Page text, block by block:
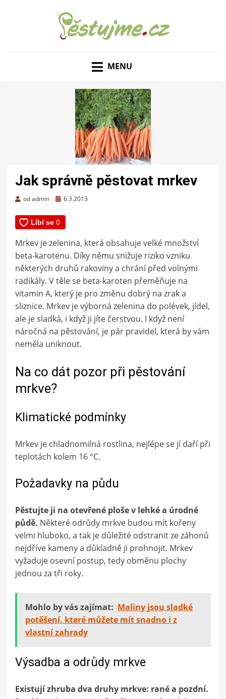
MENU
Jak správně pěstovat mrkev
odadmin
Zveřejněno
6.3.2013
Mrkev je zelenina, která obsahuje velké množství
beta-karotenu. Díky němu snižuje riziko vzniku
některých druhů rakoviny a chrání před volnými
radikály. V těle se beta-karoten přeměňuje na
vitamin A, který je pro změnu dobrý na zrak a
sliznice. Mrkev je výborná zelenina do polévek, jídel,
ale je sladká, i když ji jíte čerstvou. I když není
náročná na pěstování, je pár pravidel, která by vám
neměla uniknout.
Na co dát pozor při pěstování
mrkve?
Klimatické podmínky
Mrkev je chladnomilná rostlina, nejlépe se jí daří při
teplotách kolem 16 °C.
Požadavky na půdu
Pěstujte ji na otevřené ploše v lehké a úrodné
půdě. Některé odrůdy mrkve budou mít kořeny
velmi hluboko, a tak je důležité odstranit ze záhonů
nejdříve kameny a důkladně ji prohnojit. Mrkev
vyžaduje osevní postup, tedy obměnu plochy
jednou za tři roky.
Mohlo by vás zajímat: Maliny jsou sladké
potěšení, které můžete mít snadno i z
vlastní zahrady
Výsadba a odrůdy mrkve
Existují zhruba dva druhy mrkve: rané a pozdní.